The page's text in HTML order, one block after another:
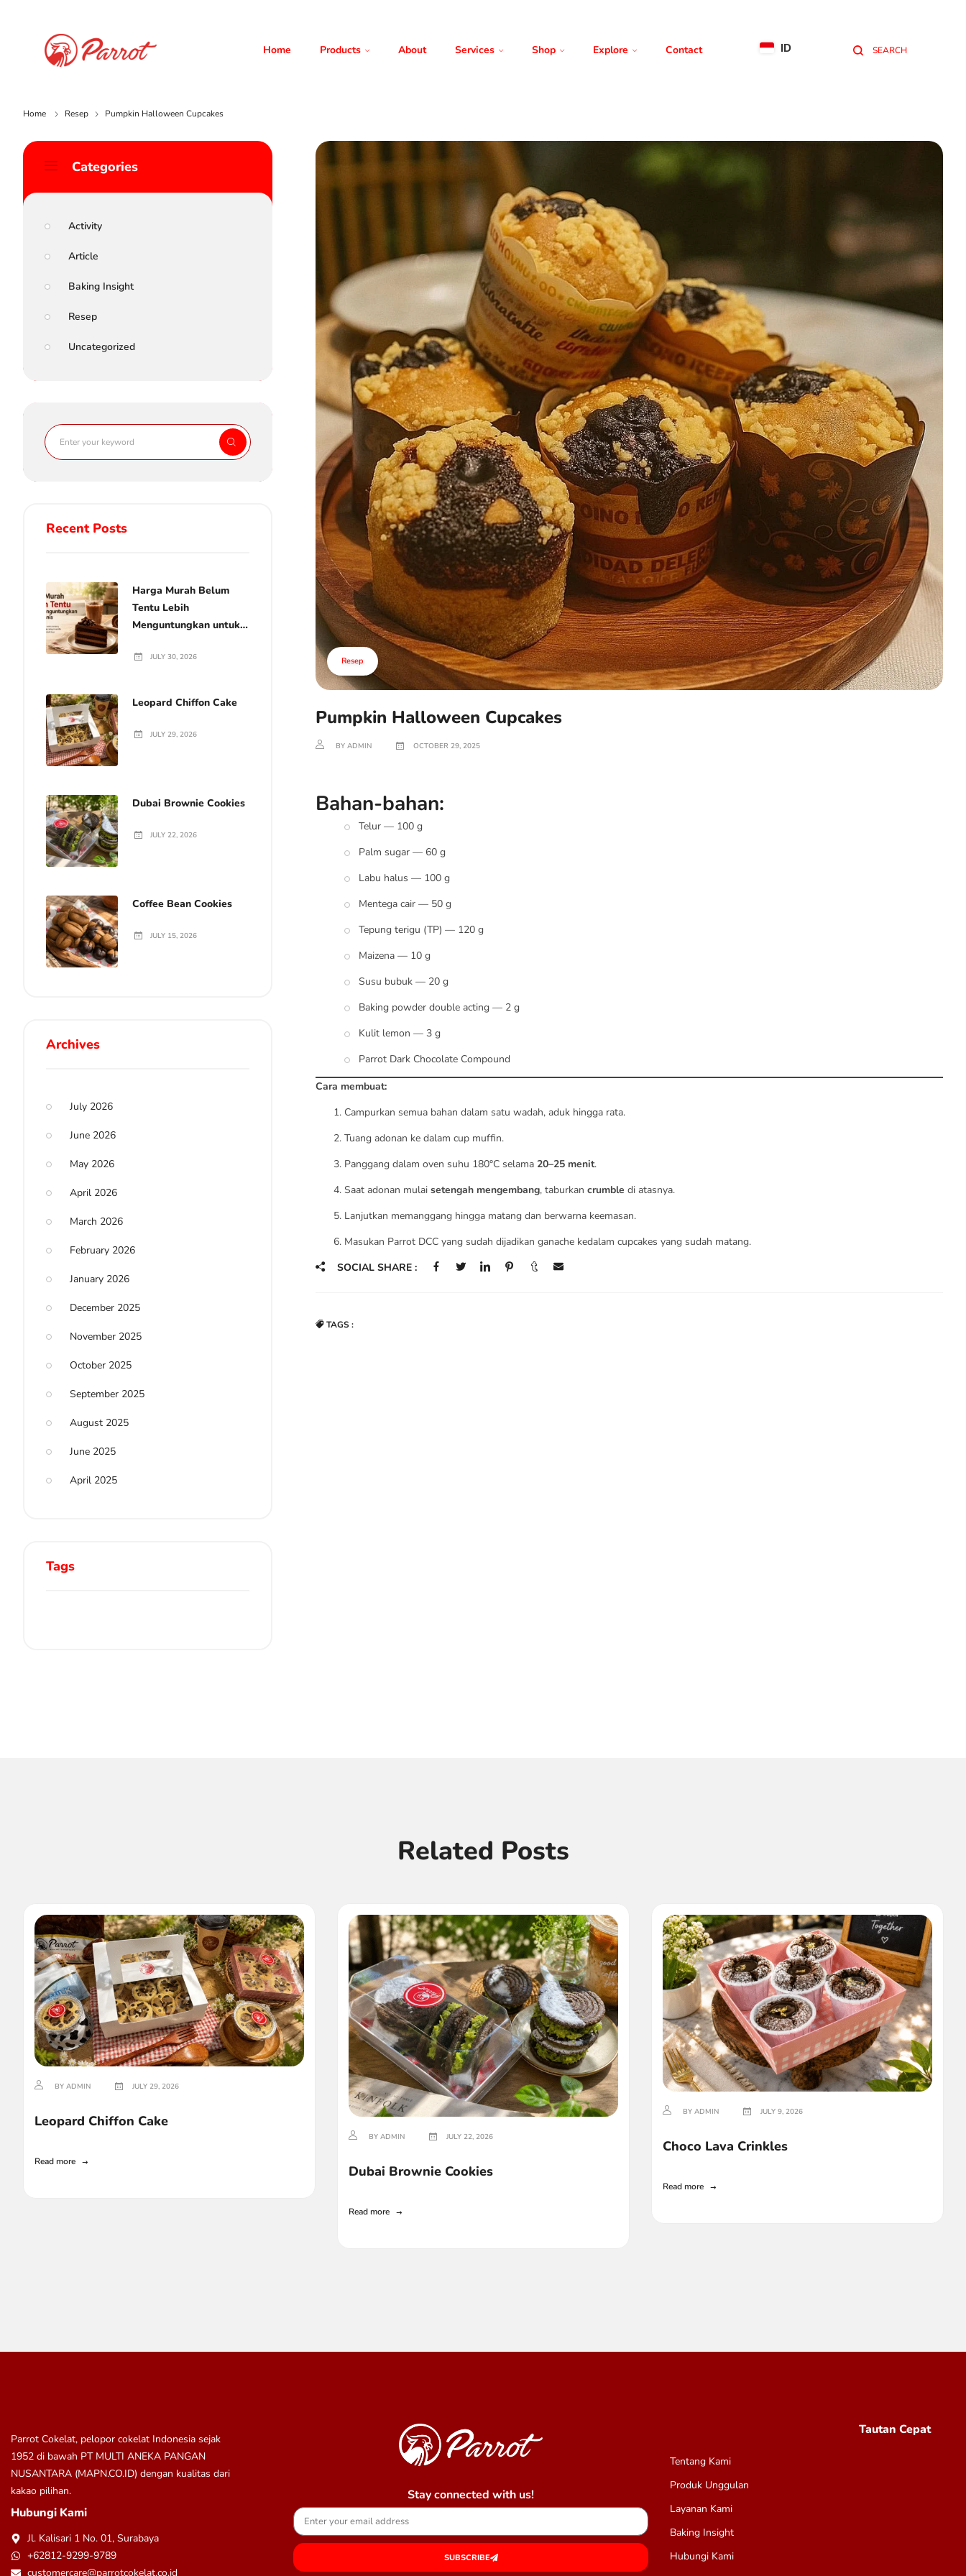
Home Products About Services Shop Explore Contact ID SEARCH
Home Resep Pumpkin Halloween Cupcakes
Categories
Activity
Article
Baking Insight
Resep
Uncategorized
Recent Posts
Harga Murah Belum
Tentu Lebih
Menguntungkan untuk
JULY 30, 2026
Leopard Chiffon Cake
JULY 29, 2026
Dubai Brownie Cookies
JULY 22, 2026
Coffee Bean Cookies
JULY 15, 2026
Archives
July 2026
June 2026
May 2026
April 2026
March 2026
February 2026
January 2026
December 2025
November 2025
October 2025
September 2025
August 2025
June 2025
April 2025
Tags
Resep
Pumpkin Halloween Cupcakes
BY ADMIN OCTOBER 29, 2025
Bahan-bahan:
Telur — 100 g
Palm sugar — 60 g
Labu halus — 100 g
Mentega cair — 50 g
Tepung terigu (TP) — 120 g
Maizena — 10 g
Susu bubuk — 20 g
Baking powder double acting — 2 g
Kulit lemon — 3 g
Parrot Dark Chocolate Compound
Cara membuat:
Campurkan semua bahan dalam satu wadah, aduk hingga rata.
Tuang adonan ke dalam cup muffin.
Panggang dalam oven suhu 180°C selama 20–25 menit.
Saat adonan mulai setengah mengembang, taburkan crumble di atasnya.
Lanjutkan memanggang hingga matang dan berwarna keemasan.
Masukan Parrot DCC yang sudah dijadikan ganache kedalam cupcakes yang sudah matang.
SOCIAL SHARE :
TAGS :
Related Posts
BY ADMIN JULY 29, 2026
Leopard Chiffon Cake
Read more
BY ADMIN JULY 22, 2026
Dubai Brownie Cookies
Read more
BY ADMIN JULY 9, 2026
Choco Lava Crinkles
Read more
Parrot Cokelat, pelopor cokelat Indonesia sejak
1952 di bawah PT MULTI ANEKA PANGAN
NUSANTARA (MAPN.CO.ID) dengan kualitas dari
kakao pilihan.
Hubungi Kami
Jl. Kalisari 1 No. 01, Surabaya
+62812-9299-9789
customercare@parrotcokelat.co.id
Stay connected with us!
SUBSCRIBE
Tautan Cepat
Tentang Kami
Produk Unggulan
Layanan Kami
Baking Insight
Hubungi Kami